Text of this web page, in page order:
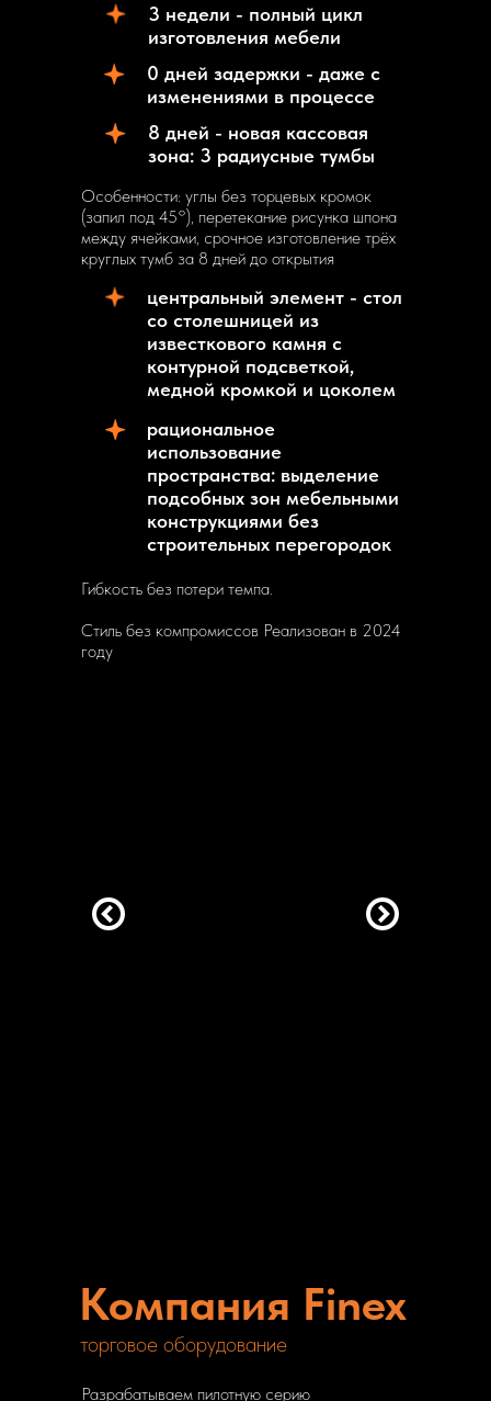
Гибкость без потери темпа.
Стиль без компромиссов Реализован в 2024
году
Особенности: углы без торцевых кромок
(запил под 45°), перетекание рисунка шпона
между ячейками, срочное изготовление трёх
круглых тумб за 8 дней до открытия
0 дней задержки - даже с
изменениями в процессе
8 дней - новая кассовая
зона: 3 радиусные тумбы
3 недели - полный цикл
изготовления мебели
рациональное
использование
пространства: выделение
подсобных зон мебельными
конструкциями без
строительных перегородок
центральный элемент - стол
со столешницей из
известкового камня с
контурной подсветкой,
медной кромкой и цоколем
Компания Finex
Разрабатываем пилотную серию
торговое оборудование